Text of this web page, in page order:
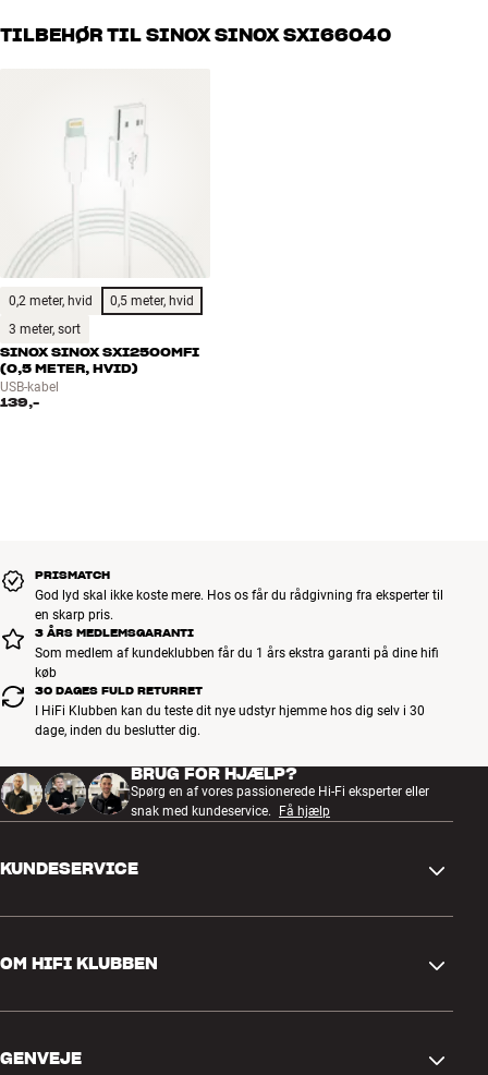
Alle HiFi Klubbens produkter til musik, hjemmebio og TV er
håndplukket kvalitet, der er bygget til at holde i årevis. Det er godt
TILBEHØR TIL SINOX SINOX SXI66040
0,2 meter, hvid
0,5 meter, hvid
3 meter, sort
SINOX SINOX SXI2500MFI
(0,5 METER, HVID)
USB-kabel
139,-
PRISMATCH
God lyd skal ikke koste mere. Hos os får du rådgivning fra eksperter til
en skarp pris.
3 ÅRS MEDLEMSGARANTI
Som medlem af kundeklubben får du 1 års ekstra garanti på dine hifi
køb
30 DAGES FULD RETURRET
I HiFi Klubben kan du teste dit nye udstyr hjemme hos dig selv i 30
dage, inden du beslutter dig.
BRUG FOR HJÆLP?
Spørg en af vores passionerede Hi-Fi eksperter eller
snak med kundeservice.
Få hjælp
KUNDESERVICE
Retur og reklamation
Fortryd ordre
OM HIFI KLUBBEN
GENVEJE